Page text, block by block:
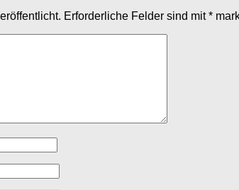
Erforderliche Felder sind mit*